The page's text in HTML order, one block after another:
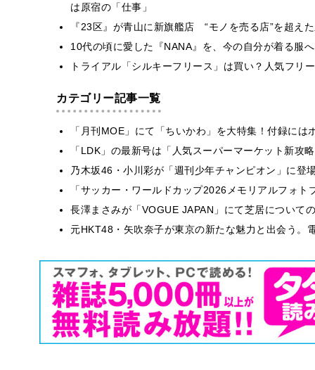
は原宿の「仕事」
『23区』が青山に新旗艦店 “モノを売る店”を超え
10代の頃に愛した『NANA』を、今の自分が着る服
トライアル「シルキーフリース」は買い？人気フリ
カテゴリー記事一覧
「月刊MOE」にて「ちいかわ」を大特集！付録に
「LDK」の最新号は「人気スーパーマーケット新
乃木坂46・小川彩が「週刊少年チャンピオン」に
「サッカー・ワールドカップ2026メモリアルフォ
長澤まさみが「VOGUE JAPAN」にて芝居について
元HKT48・矢吹奈子が東京の新たな魅力と出会う